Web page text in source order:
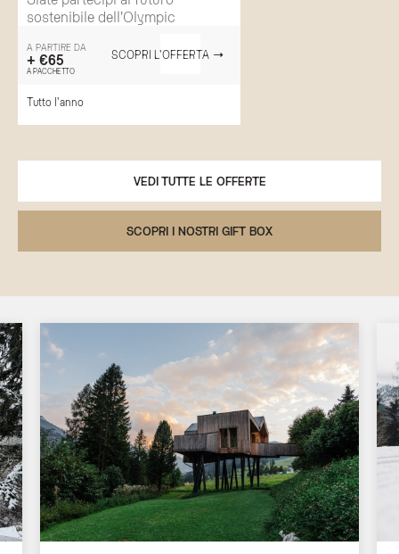
sostenibile dell'Olympic
A PARTIRE DA
+ €65
A PACCHETTO
SCOPRI L'OFFERTA
Tutto l'anno
VEDI TUTTE LE OFFERTE
SCOPRI I NOSTRI GIFT BOX